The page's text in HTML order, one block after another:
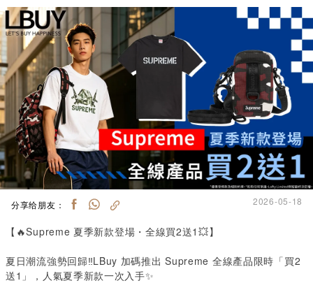
分享给朋友： 2026-05-18
【🔥Supreme 夏季新款登場・全線買2送1💥】
夏日潮流強勢回歸‼️LBuy 加碼推出 Supreme 全線產品限時「買2
送1」，人氣夏季新款一次入手✨